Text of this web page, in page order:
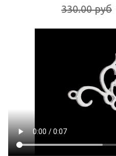
330.00 руб